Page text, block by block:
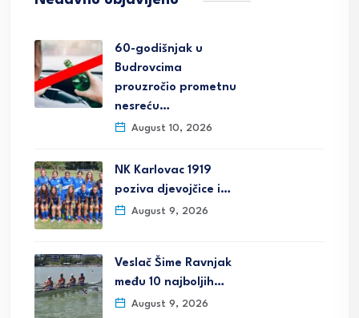
60-godišnjak u
Budrovcima
prouzročio prometnu
nesreću…
August 10, 2026
NK Karlovac 1919
poziva djevojčice i…
August 9, 2026
Veslač Šime Ravnjak
među 10 najboljih…
August 9, 2026